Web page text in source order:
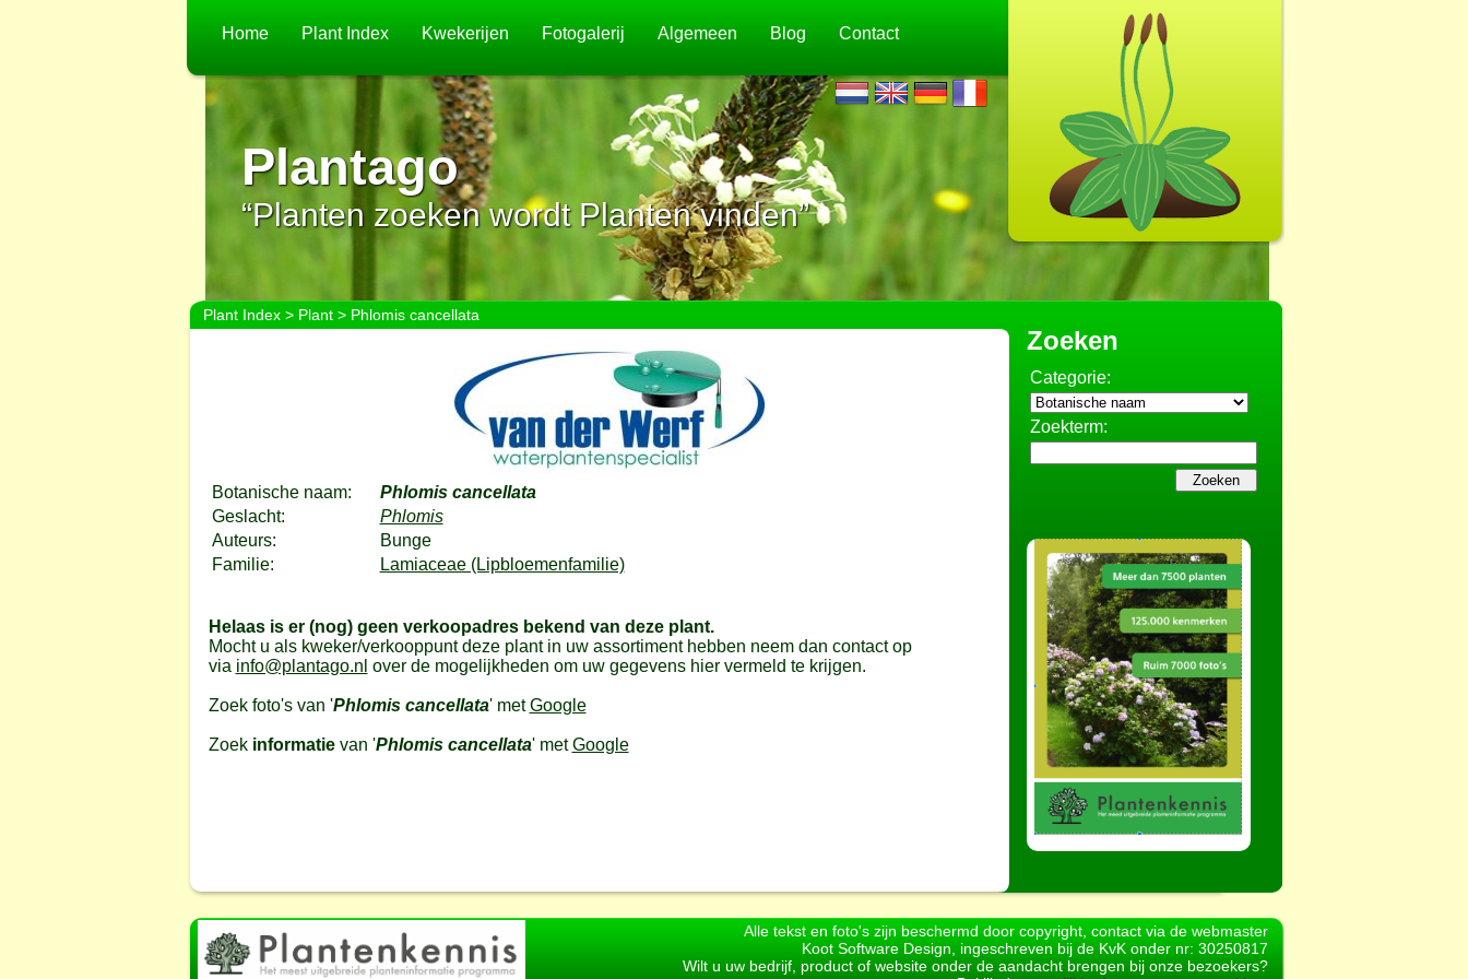
Home Plant Index Kwekerijen Fotogalerij Algemeen Blog Contact
Plantago
“Planten zoeken wordt Planten vinden”
Plant Index> Plant> Phlomis cancellata
Botanische naam:
Phlomis cancellata
Geslacht:
Phlomis
Auteurs:
Bunge
Familie:
Lamiaceae (Lipbloemenfamilie)
Helaas is er (nog) geen verkoopadres bekend van deze plant.
Mocht u als kweker/verkooppunt deze plant in uw assortiment hebben neem dan contact op
via info@plantago.nl over de mogelijkheden om uw gegevens hier vermeld te krijgen.
Zoek foto's van 'Phlomis cancellata' metGoogle
Zoek informatievan 'Phlomis cancellata' metGoogle
Zoeken
Categorie:
Zoekterm:
Alle tekst en foto's zijn beschermd door copyright, contact via de webmaster
Koot Software Design, ingeschreven bij de KvK onder nr: 30250817
Wilt u uw bedrijf, product of website onder de aandacht brengen bij onze bezoekers?